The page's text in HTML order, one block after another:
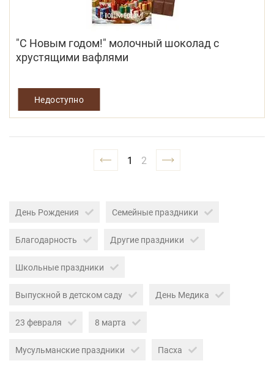
"С Новым годом!" молочный шоколад с
хрустящими вафлями
Недоступно
1 2
День Рождения Семейные праздники
Благодарность Другие праздники
Школьные праздники
Выпускной в детском саду День Медика
23 февраля 8 марта
Мусульманские праздники Пасха